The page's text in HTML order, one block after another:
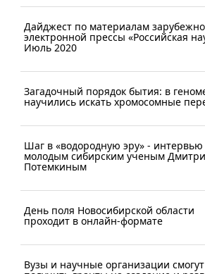
Дайджест по материалам
электронной прессы «Российская
Июль 2020
Загадочный порядок бытия: в
научились искать хромосомные
Шаг в «водородную эру» - интервью
молодым сибирским ученым
Потемкиным
День поля Новосибирской области
проходит в онлайн-формате
Вузы и научные организации смогут